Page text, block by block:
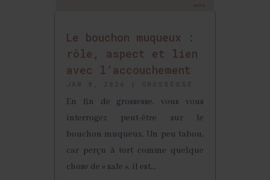
Le bouchon muqueux :
rôle, aspect et lien
avec l’accouchement
En fin de grossesse, vous vous
interrogez peut-être sur le
bouchon muqueux. Un peu tabou,
car perçu à tort comme quelque
chose de « sale », il est...